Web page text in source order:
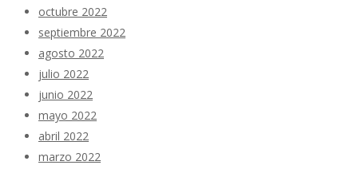
octubre 2022
septiembre 2022
agosto 2022
julio 2022
junio 2022
mayo 2022
abril 2022
marzo 2022